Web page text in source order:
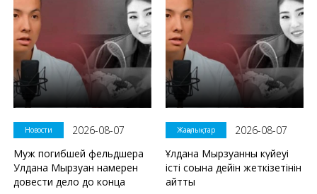
Новости
2026-08-07
Муж погибшей фельдшера
Улдана Мырзуан намерен
довести дело до конца
Жаңалықтар
2026-08-07
Ұлдана Мырзуанның күйеуі
істі соңына дейін жеткізетінін
айтты